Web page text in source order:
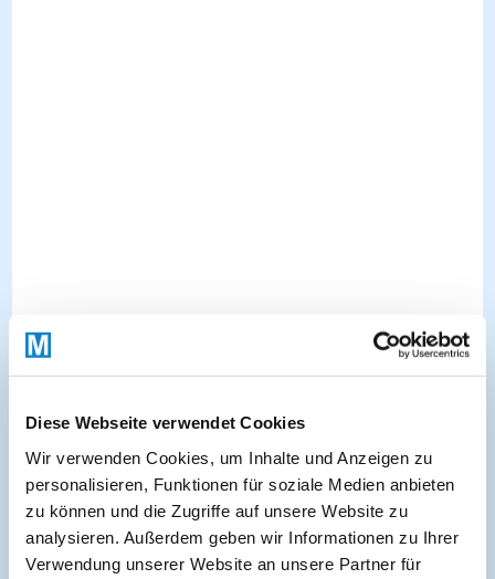
Diese Webseite verwendet Cookies
Wir verwenden Cookies, um Inhalte und Anzeigen zu
personalisieren, Funktionen für soziale Medien anbieten
zu können und die Zugriffe auf unsere Website zu
analysieren. Außerdem geben wir Informationen zu Ihrer
Verwendung unserer Website an unsere Partner für